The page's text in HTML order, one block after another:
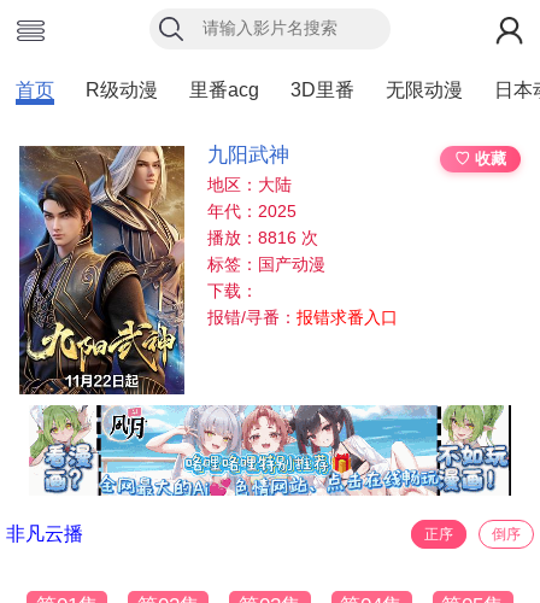
首页 R级动漫 里番acg 3D里番 无限动漫 日本
九阳武神
♡ 收藏
地区：大陆
年代：2025
播放：8816 次
标签：国产动漫
下载：
报错/寻番：报错求番入口
非凡云播 正序 倒序